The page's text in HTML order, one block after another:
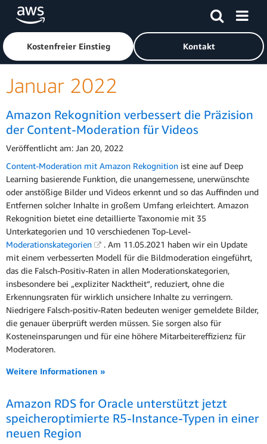
Überspringen zum Hauptinhalt
Klicken Sie hier, um zur Amazon Web Services-Startseite
Kostenfreier Einstieg Kontakt
Januar 2022
Amazon Rekognition verbessert die Präzision
der Content-Moderation für Videos
Veröffentlicht am: Jan 20, 2022
Content-Moderation mit Amazon Rekognition ist eine auf Deep
Learning basierende Funktion, die unangemessene, unerwünschte
oder anstößige Bilder und Videos erkennt und so das Auffinden und
Entfernen solcher Inhalte in großem Umfang erleichtert. Amazon
Rekognition bietet eine detaillierte Taxonomie mit 35
Unterkategorien und 10 verschiedenen Top-Level-
Moderationskategorien
. Am 11.05.2021 haben wir ein Update
mit einem verbesserten Modell für die Bildmoderation eingeführt,
das die Falsch-Positiv-Raten in allen Moderationskategorien,
insbesondere bei „expliziter Nacktheit“, reduziert, ohne die
Erkennungsraten für wirklich unsichere Inhalte zu verringern.
Niedrigere Falsch-positiv-Raten bedeuten weniger gemeldete Bilder,
die genauer überprüft werden müssen. Sie sorgen also für
Kosteneinsparungen und für eine höhere Mitarbeitereffizienz für
Moderatoren.
Weitere Informationen »
Amazon RDS for Oracle unterstützt jetzt
speicheroptimierte R5-Instance-Typen in einer
neuen Region